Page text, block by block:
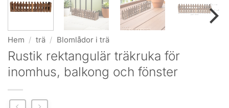
Hem / trä / Blomlådor i trä
Rustik rektangulär träkruka för
inomhus, balkong och fönster